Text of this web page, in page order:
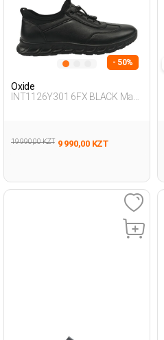
- 50%
Oxide
INT1126Y301 6FX BLACK Man
19 990,00 KZT 9 990,00 KZT